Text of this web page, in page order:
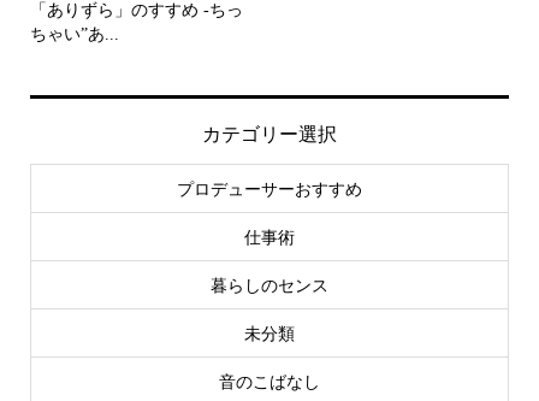
「ありずら」のすすめ -ちっ
ちゃい”あ...
カテゴリー選択
プロデューサーおすすめ
仕事術
暮らしのセンス
未分類
音のこばなし